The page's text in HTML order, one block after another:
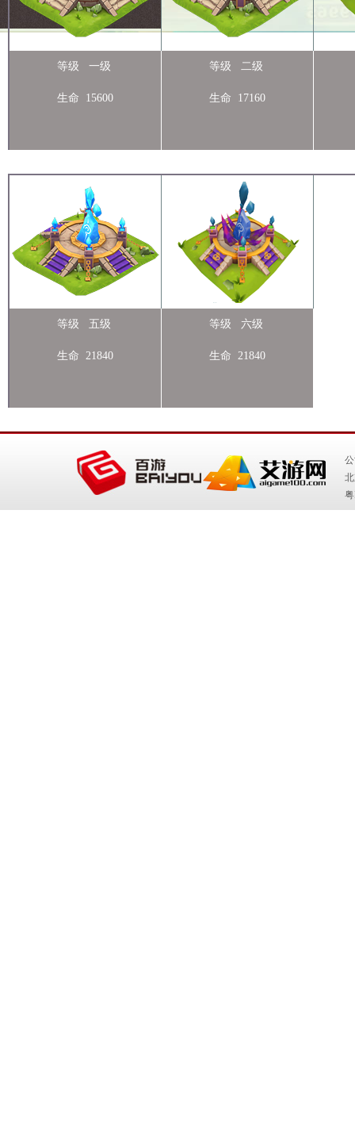
等级 一级
生命 15600
等级 二级
生命 17160
等级 五级
生命 21840
等级 六级
生命 21840